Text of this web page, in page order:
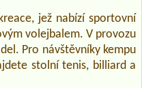
jež nabízí sportovní
volejbalem. V provozu
Pro návštěvníky kempu
stolní tenis, billiard a